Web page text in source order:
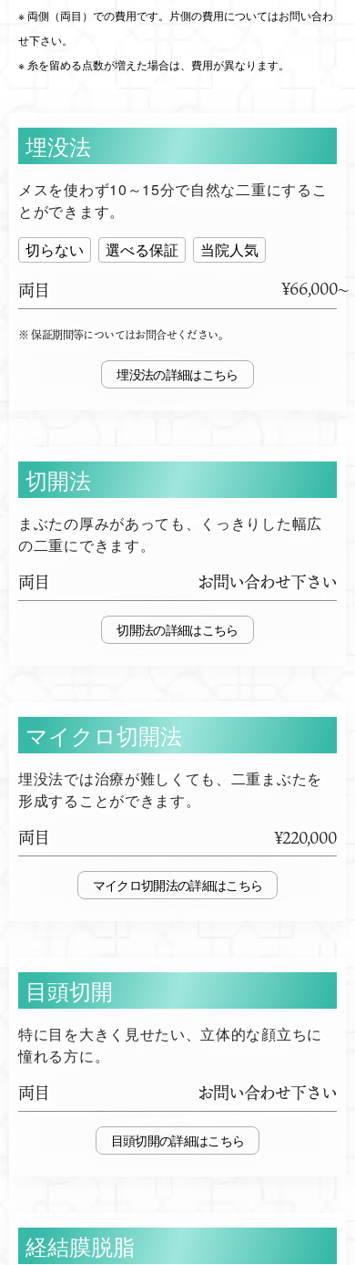
両側（両目）での費用です。片側の費用についてはお問い合わ
せ下さい。
糸を留める点数が増えた場合は、費用が異なります。
埋没法
メスを使わず10～15分で自然な二重にするこ
とができます。
切らない
選べる保証 当院人気
両目 ¥66,000
保証期間等についてはお問合せください。
埋没法
切開法
まぶたの厚みがあっても、くっきりした幅広
の二重にできます。
両目 お問い合わせ下さい
切開法
マイクロ切開法
埋没法では治療が難しくても、二重まぶたを
形成することができます。
両目 ¥220,000
マイクロ切開法
目頭切開
特に目を大きく見せたい、立体的な顔立ちに
憧れる方に。
両目 お問い合わせ下さい
目頭切開
経結膜脱脂